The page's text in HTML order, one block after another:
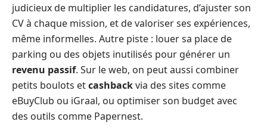
judicieux de multiplier les candidatures, d’ajuster son
CV à chaque mission, et de valoriser ses expériences,
même informelles. Autre piste : louer sa place de
parking ou des objets inutilisés pour générer un
revenu passif. Sur le web, on peut aussi combiner
petits boulots etcashbackvia des sites comme
eBuyClub ou iGraal, ou optimiser son budget avec
des outils comme Papernest.